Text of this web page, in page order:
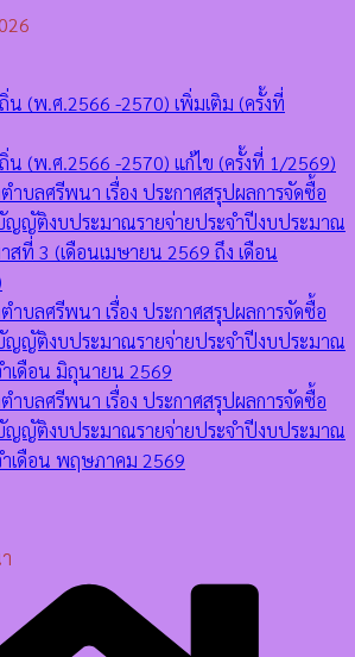
(พ.ศ.2566 -2570) เพิ่มเติม (ครั้งที่
(พ.ศ.2566 -2570) แก้ไข (ครั้งที่ 1/2569)
ำบลศรีพนา เรื่อง ประกาศสรุปผลการจัดซื้อ
ญญัติงบประมาณรายจ่ายประจำปีงบประมาณ
สที่ 3 (เดือนเมษายน 2569 ถึง เดือน
ำบลศรีพนา เรื่อง ประกาศสรุปผลการจัดซื้อ
ญญัติงบประมาณรายจ่ายประจำปีงบประมาณ
เดือน มิถุนายน 2569
ำบลศรีพนา เรื่อง ประกาศสรุปผลการจัดซื้อ
ญญัติงบประมาณรายจ่ายประจำปีงบประมาณ
เดือน พฤษภาคม 2569